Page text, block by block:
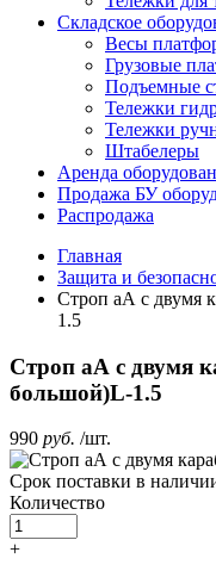
Складское
Весы
Грузовые
Подъемные
Тележки
Тележки
Штабелеры
Аренда
Продажа БУ
Распродажа
Главная
Защита и
Строп aА с двумя
1.5
Строп aА с двумя
большой)L-1.5
990 руб. /шт.
Срок поставки в
Количество
+